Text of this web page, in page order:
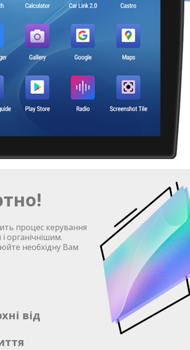
процес керування
органічнішим.
необхідну Вам
від